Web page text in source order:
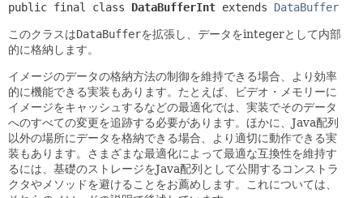
public final class DataBufferInt extends DataBuffer
このクラスはDataBufferを拡張し、データをintegerとして内部
的に格納します。
イメージのデータの格納方法の制御を維持できる場合、より効率
的に機能できる実装もあります。たとえば、ビデオ・メモリーに
イメージをキャッシュするなどの最適化では、実装でそのデータ
へのすべての変更を追跡する必要があります。ほかに、Java配列
以外の場所にデータを格納できる場合、より適切に動作できる実
装もあります。さまざまな最適化によって最適な互換性を維持す
るには、基礎のストレージをJava配列として公開するコンストラ
クタやメソッドを避けることをお薦めします。これについては、